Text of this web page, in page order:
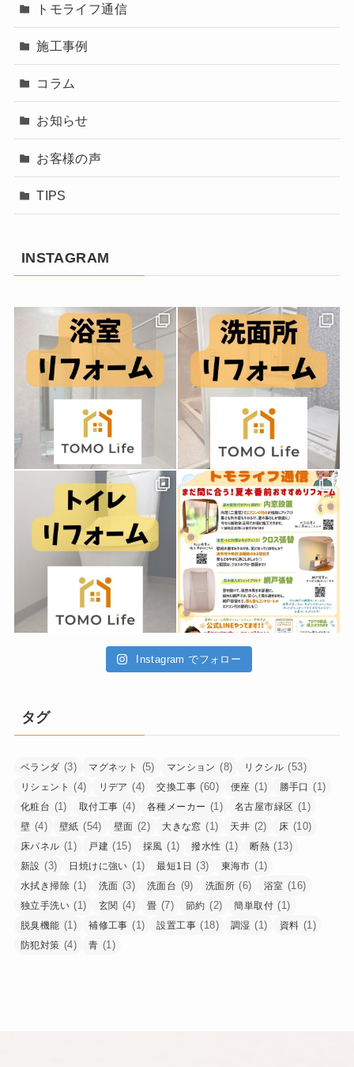
トモライフ通信
施工事例
コラム
お知らせ
お客様の声
TIPS
INSTAGRAM
Instagram でフォロー
タグ
ベランダ (3) マグネット (5) マンション (8) リクシル (53)
リシェント (4) リデア (4) 交換工事 (60) 便座 (1) 勝手口 (1)
化粧台 (1) 取付工事 (4) 各種メーカー (1) 名古屋市緑区 (1)
壁 (4) 壁紙 (54) 壁面 (2) 大きな窓 (1) 天井 (2) 床 (10)
床パネル (1) 戸建 (15) 採風 (1) 撥水性 (1) 断熱 (13)
新設 (3) 日焼けに強い (1) 最短1日 (3) 東海市 (1)
水拭き掃除 (1) 洗面 (3) 洗面台 (9) 洗面所 (6) 浴室 (16)
独立手洗い (1) 玄関 (4) 畳 (7) 節約 (2) 簡単取付 (1)
脱臭機能 (1) 補修工事 (1) 設置工事 (18) 調湿 (1) 資料 (1)
防犯対策 (4) 青 (1)